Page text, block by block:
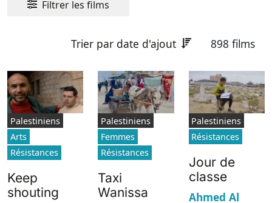
Filtrer les films
Trier par date d'ajout 898 films
Palestiniens
Arts
Résistances
Keep
shouting
Palestiniens
Femmes
Résistances
Taxi
Wanissa
Palestiniens
Résistances
Jour de
classe
Ahmed Al